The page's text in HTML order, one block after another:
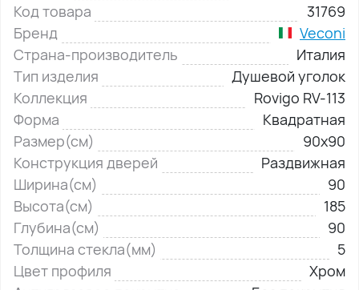
Код товара
31769
Бренд
Veconi
Страна-производитель
Италия
Тип изделия
Душевой уголок
Коллекция
Rovigo RV-113
Форма
Квадратная
Размер(см)
90х90
Конструкция дверей
Раздвижная
Ширина(см)
90
Высота(см)
185
Глубина(см)
90
Толщина стекла(мм)
5
Цвет профиля
Хром